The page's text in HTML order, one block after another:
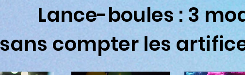
Lance-boules : 3
sans compter les